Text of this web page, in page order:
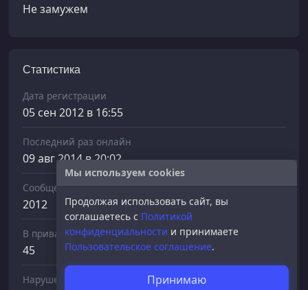
Не замужем
Статистика
Дата регистрации
05 сен 2012 в 16:55
Последний раз онлайн
09 авг 2014 в 20:02
Сообщений отправлено
2012
В приват
45
Нарушений
Мы используем cookies
Продолжая использовать сайт, вы
соглашаетесь с Политикой
конфиденциальности и принимаете
Пользовательское соглашение.
Принимаю